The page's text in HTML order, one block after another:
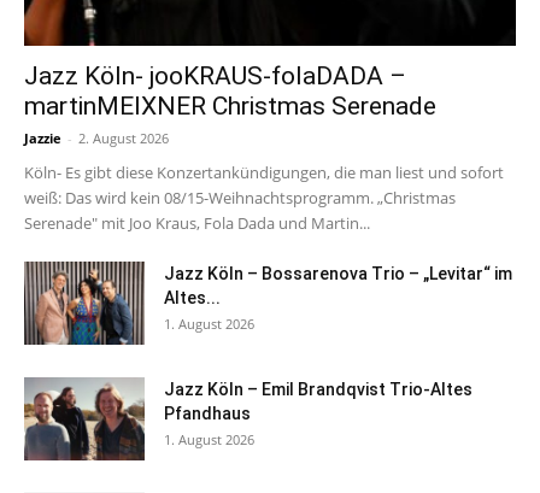
Jazz Köln- jooKRAUS-folaDADA –
martinMEIXNER Christmas Serenade
Jazzie - 2. August 2026
Köln- Es gibt diese Konzertankündigungen, die man liest und sofort
weiß: Das wird kein 08/15-Weihnachtsprogramm. „Christmas
Serenade" mit Joo Kraus, Fola Dada und Martin...
Jazz Köln – Bossarenova Trio – „Levitar“ im
Altes...
1. August 2026
Jazz Köln – Emil Brandqvist Trio-Altes
Pfandhaus
1. August 2026